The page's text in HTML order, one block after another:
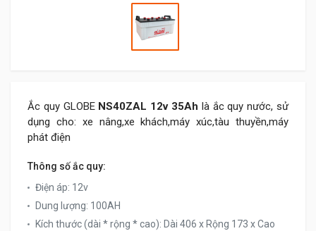
Ắc quy GLOBE NS40ZAL 12v 35Ah là ắc quy nước, sử
dụng cho: xe nâng,xe khách,máy xúc,tàu thuyền,máy
phát điện
Thông số ắc quy:
Điện áp: 12v
Dung lượng: 100AH
Kích thước (dài * rộng * cao): Dài 406 x Rộng 173 x Cao